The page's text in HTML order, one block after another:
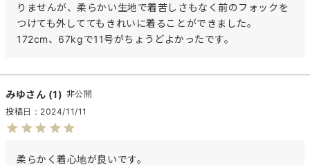
りませんが、柔らかい生地で着苦しさもなく前のフォックを
つけても外しててもきれいに着ることができました。
172cm、67kgで11号がちょうどよかったです。
みゆ 1
非公開
投稿日
2024/11/11
柔らかく着心地が良いです。